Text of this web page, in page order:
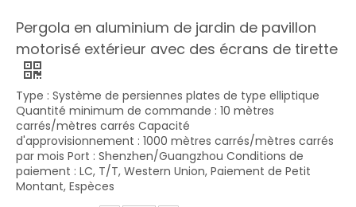
Pergola en aluminium de jardin de pavillon
motorisé extérieur avec des écrans de tirette
Type : Système de persiennes plates de type elliptique
Quantité minimum de commande : 10 mètres
carrés/mètres carrés Capacité
d'approvisionnement : 1000 mètres carrés/mètres carrés
par mois Port : Shenzhen/Guangzhou Conditions de
paiement : LC, T/T, Western Union, Paiement de Petit
Montant, Espèces